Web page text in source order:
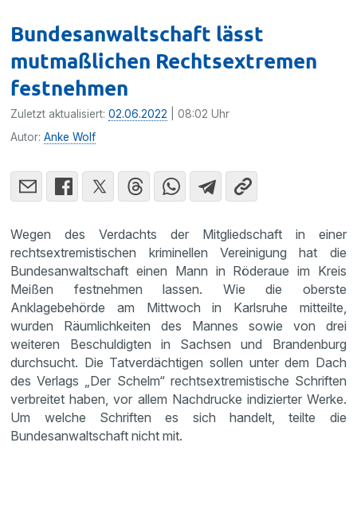
Bundesanwaltschaft lässt
mutmaßlichen Rechtsextremen
festnehmen
Zuletzt aktualisiert:02.06.2022 | 08:02 Uhr
Autor:Anke Wolf
Wegen des Verdachts der Mitgliedschaft in einer
rechtsextremistischen kriminellen Vereinigung hat die
Bundesanwaltschaft einen Mann in Röderaue im Kreis
Meißen festnehmen lassen. Wie die oberste
Anklagebehörde am Mittwoch in Karlsruhe mitteilte,
wurden Räumlichkeiten des Mannes sowie von drei
weiteren Beschuldigten in Sachsen und Brandenburg
durchsucht. Die Tatverdächtigen sollen unter dem Dach
des Verlags „Der Schelm“ rechtsextremistische Schriften
verbreitet haben, vor allem Nachdrucke indizierter Werke.
Um welche Schriften es sich handelt, teilte die
Bundesanwaltschaft nicht mit.